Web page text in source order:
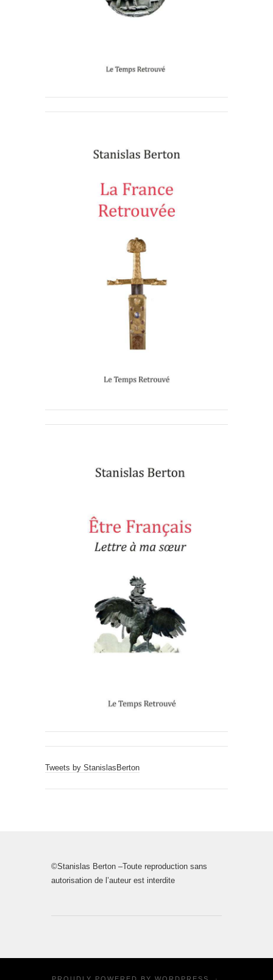
Tweets by StanislasBerton
©Stanislas Berton –Toute reproduction sans
autorisation de l’auteur est interdite